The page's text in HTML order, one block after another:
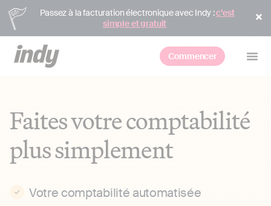
Passez à la facturation électronique avec Indy :c’est
simple et gratuit
Commencer
Faites votre comptabilité
plus simplement
Votre comptabilité automatisée